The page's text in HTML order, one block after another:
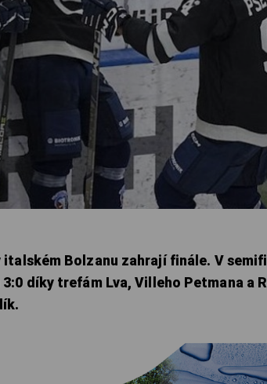
Bolzanu zahrají finále. V
díky trefám Lva, Villeho Petmana a